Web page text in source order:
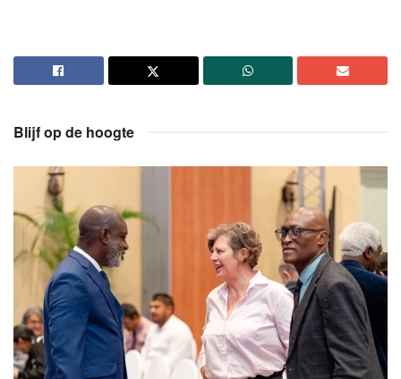
Blijf op de hoogte